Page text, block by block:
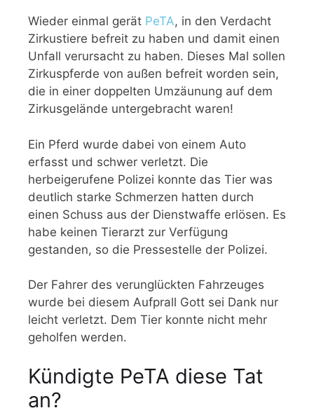
Wieder einmal gerät PeTA, in den Verdacht
Zirkustiere befreit zu haben und damit einen
Unfall verursacht zu haben. Dieses Mal sollen
Zirkuspferde von außen befreit worden sein,
die in einer doppelten Umzäunung auf dem
Zirkusgelände untergebracht waren!
Ein Pferd wurde dabei von einem Auto
erfasst und schwer verletzt. Die
herbeigerufene Polizei konnte das Tier was
deutlich starke Schmerzen hatten durch
einen Schuss aus der Dienstwaffe erlösen. Es
habe keinen Tierarzt zur Verfügung
gestanden, so die Pressestelle der Polizei.
Der Fahrer des verunglückten Fahrzeuges
wurde bei diesem Aufprall Gott sei Dank nur
leicht verletzt. Dem Tier konnte nicht mehr
geholfen werden.
Kündigte PeTA diese Tat
an?